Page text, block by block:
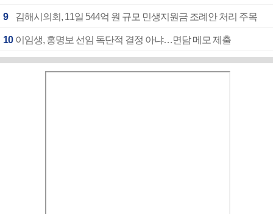
9 김해시의회, 11일 544억 원 규모 민생지원금 조례안 처리 주목
10 이임생, 홍명보 선임 독단적 결정 아냐…면담 메모 제출